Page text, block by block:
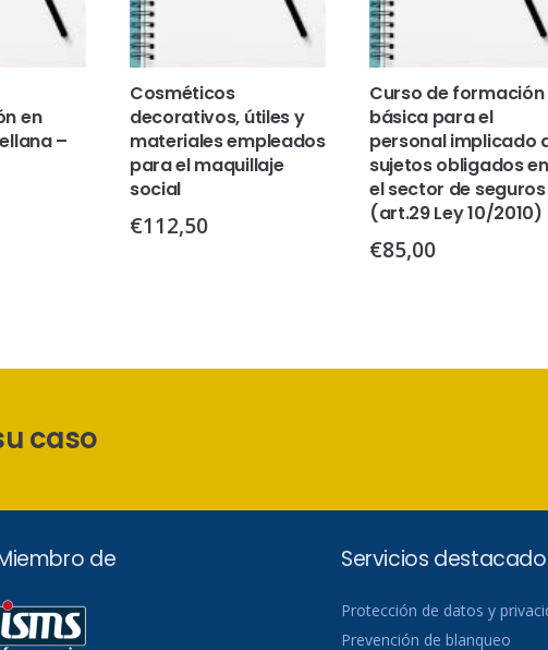
en
–
Cosméticos
decorativos, útiles y
materiales empleados
para el maquillaje
social
€112,50
Curso de formación
básica para el
personal implicado
sujetos obligados en
el sector de seguros
(art.29 Ley 10/2010)
€85,00
caso
de Servicios
Protección de datos y
Prevención de blanqueo